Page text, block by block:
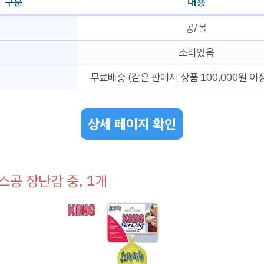
공/볼
소리있음
무료배송 (같은 판매자 상품 100,000원 이
상세 페이지 확인
공 장난감 중, 1개